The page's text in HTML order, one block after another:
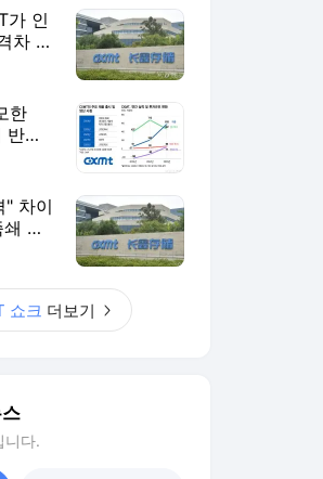
가 인
차 들
한
도
" 차이
찬
쇼크 더보기
니다.